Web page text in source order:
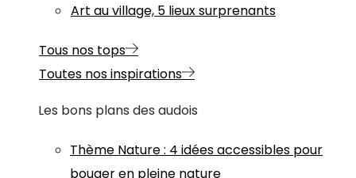
Art au village, 5 lieux surprenants
Tous nos tops
Toutes nos inspirations
Les bons plans des audois
Thème Nature: 4 idées accessibles pour
bouger en pleine nature